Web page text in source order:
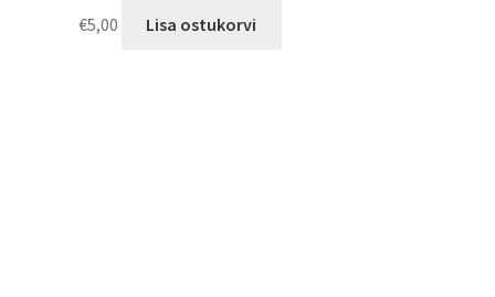
€5,00 Lisa ostukorvi